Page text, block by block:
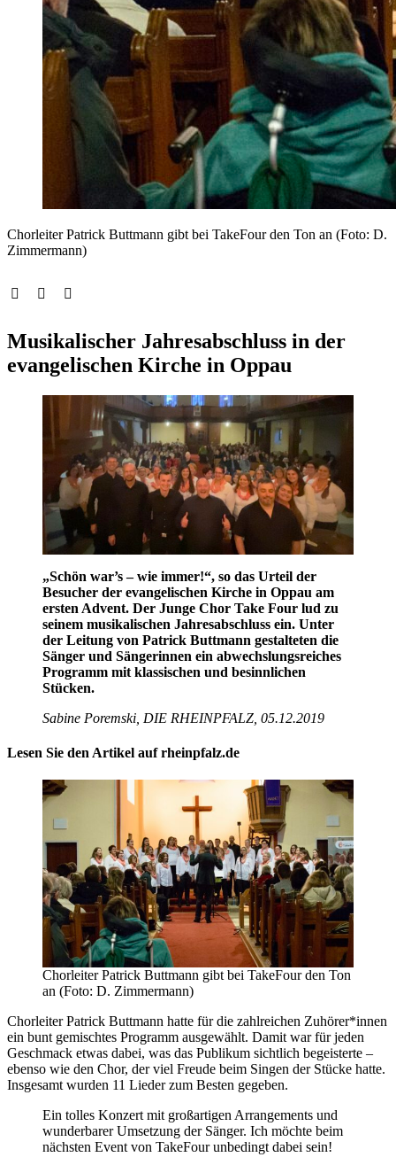
Chorleiter Patrick Buttmann gibt bei TakeFour den Ton an (Foto: D.
Zimmermann)
Musikalischer Jahresabschluss in der
evangelischen Kirche in Oppau
„Schön war’s – wie immer!“, so das Urteil der
Besucher der evangelischen Kirche in Oppau am
ersten Advent. Der Junge Chor Take Four lud zu
seinem musikalischen Jahresabschluss ein. Unter
der Leitung von Patrick Buttmann gestalteten die
Sänger und Sängerinnen ein abwechslungsreiches
Programm mit klassischen und besinnlichen
Stücken.
Sabine Poremski, DIE RHEINPFALZ, 05.12.2019
Lesen Sie den Artikel aufrheinpfalz.de
Chorleiter Patrick Buttmann gibt bei TakeFour den Ton
an (Foto: D. Zimmermann)
Chorleiter Patrick Buttmann hatte für die zahlreichen Zuhörer*innen
ein bunt gemischtes Programm ausgewählt. Damit war für jeden
Geschmack etwas dabei, was das Publikum sichtlich begeisterte –
ebenso wie den Chor, der viel Freude beim Singen der Stücke hatte.
Insgesamt wurden 11 Lieder zum Besten gegeben.
Ein tolles Konzert mit großartigen Arrangements und
wunderbarer Umsetzung der Sänger. Ich möchte beim
nächsten Event von TakeFour unbedingt dabei sein!